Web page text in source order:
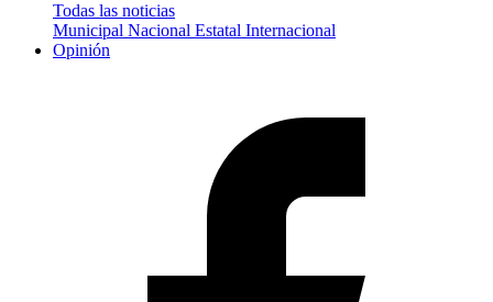
Todas las noticias
Municipal Nacional Estatal Internacional
Opinión